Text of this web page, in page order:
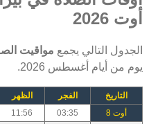
أوت 2026
الجدول التالي يجمع مواقيت
يوم من أيام أغسطس 2026.
التاريخ الفجر الظهر
أوت 8
03:35
11:56